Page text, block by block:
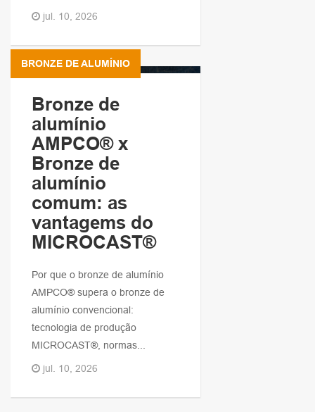
jul. 10, 2026
BRONZE DE ALUMÍNIO
Bronze de
alumínio
AMPCO® x
Bronze de
alumínio
comum: as
vantagems do
MICROCAST®
Por que o bronze de alumínio
AMPCO® supera o bronze de
alumínio convencional:
tecnologia de produção
MICROCAST®, normas...
jul. 10, 2026